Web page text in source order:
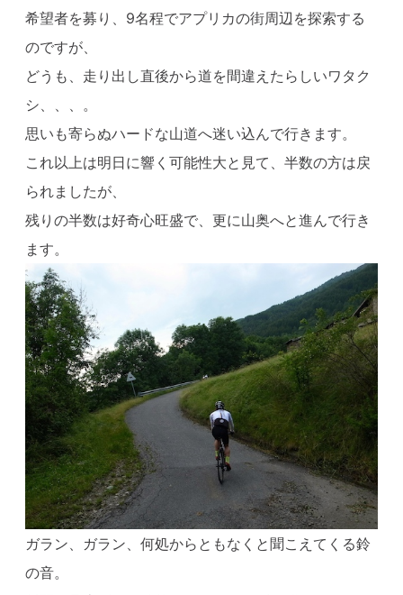
希望者を募り、9名程でアプリカの街周辺を探索する
のですが、
どうも、走り出し直後から道を間違えたらしいワタク
シ、、、。
思いも寄らぬハードな山道へ迷い込んで行きます。
これ以上は明日に響く可能性大と見て、半数の方は戻
られましたが、
残りの半数は好奇心旺盛で、更に山奥へと進んで行き
ます。
ガラン、ガラン、何処からともなくと聞こえてくる鈴
の音。